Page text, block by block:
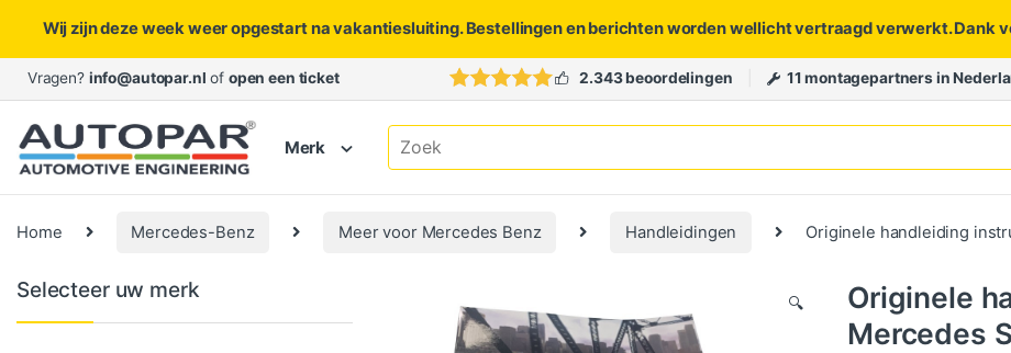
Wij zijn deze week weer opgestart na vakantiesluiting. Bestellingen en berichten worden wellicht vertraagd verwerkt. Dank
Skip to navigation
Skip to content
Vragen? info@autopar.nl of open een ticket 2.343 beoordelingen 11 montagepartners in
Merk
Search for:
Home Mercedes-Benz Meer voor Mercedes Benz Handleidingen Originele handleiding
🔍
Originele
Mercedes
Selecteer uw merk